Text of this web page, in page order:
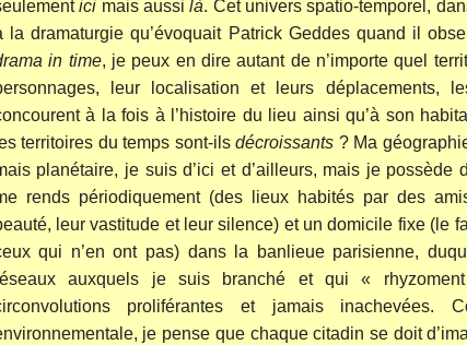
ici mais aussilà. Cet univers spatio-temporel,
la dramaturgie qu’évoquait Patrick Geddes quand il
in time, je peux en dire autant de n’importe quel
leur localisation et leurs déplacements,
à la fois à l’histoire du lieu ainsi qu’à son
territoires du temps sont-ilsdécroissants ? Ma
planétaire, je suis d’ici et d’ailleurs, mais je possède
rends périodiquement (des lieux habités par des
leur vastitude et leur silence) et un domicile fixe (le
qui n’en ont pas) dans la banlieue parisienne,
auxquels je suis branché et qui «
proliférantes et jamais inachevées.
je pense que chaque citadin se doit